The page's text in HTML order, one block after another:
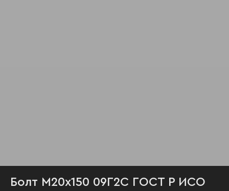
Болт М20х150 09Г2С ГОСТ Р ИСО